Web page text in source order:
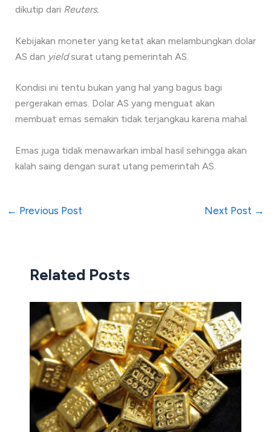
dikutip dari Reuters.
Kebijakan moneter yang ketat akan melambungkan dolar
AS dan yieldsurat utang pemerintah AS.
Kondisi ini tentu bukan yang hal yang bagus bagi
pergerakan emas. Dolar AS yang menguat akan
membuat emas semakin tidak terjangkau karena mahal.
Emas juga tidak menawarkan imbal hasil sehingga akan
kalah saing dengan surat utang pemerintah AS.
← Previous Post Next Post →
Related Posts